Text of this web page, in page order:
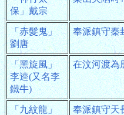
保」戴宗
「赤髮鬼」
劉唐
奉派鎮守秦
「黑旋風」
李逵(又名李
鐵牛)
在汶河渡為
「九紋龍」
奉派鎮守天